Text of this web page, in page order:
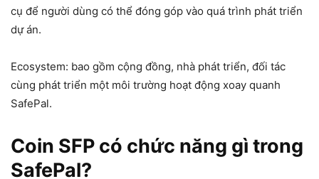
cụ để người dùng có thể đóng góp vào quá trình phát triển
dự án.
Ecosystem: bao gồm cộng đồng, nhà phát triển, đối tác
cùng phát triển một môi trường hoạt động xoay quanh
SafePal.
Coin SFP có chức năng gì trong
SafePal?